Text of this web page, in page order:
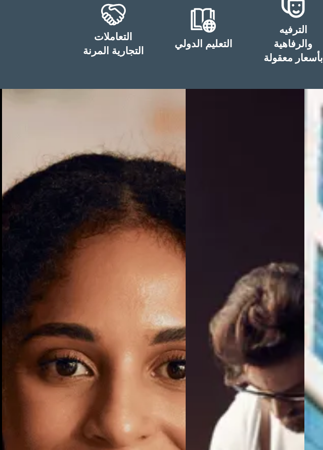
الترفيه
والرفاهية
بأسعار معقولة
التعليم الدولي
التعاملات
التجارية المرنة